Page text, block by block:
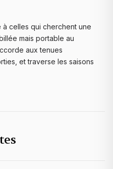
à celles qui cherchent une
mais portable au
aux tenues
et traverse les saisons